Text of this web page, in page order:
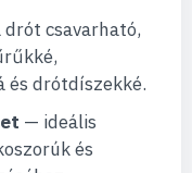
csavarható,
és drótdíszekké.
— ideális
és